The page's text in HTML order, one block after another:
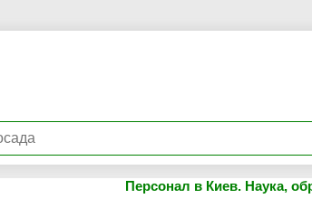
Персонал в Киев. Наука,